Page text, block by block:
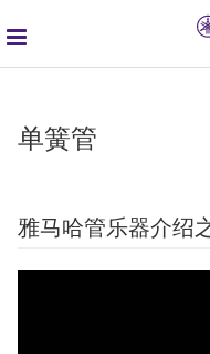
navigation
单簧管
雅马哈管乐器介绍